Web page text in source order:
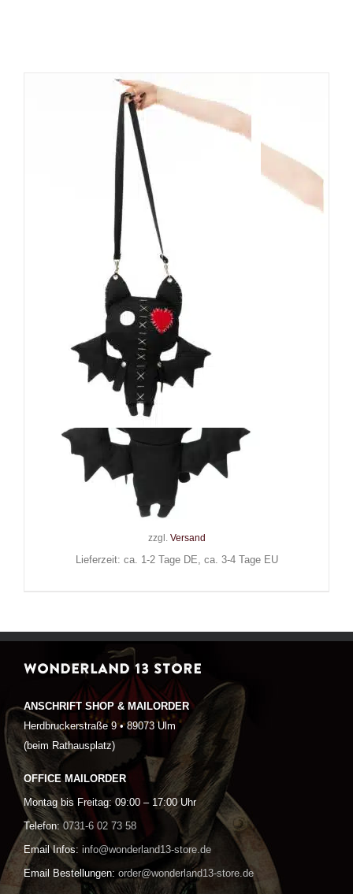
Cupcake Cult Tasche Voodoo
Bat Bag
34,90
Inkl. MwSt.
zzgl. Versand
Lieferzeit: ca. 1-2 Tage DE, ca. 3-4 Tage EU
WONDERLAND 13 STORE
ANSCHRIFT SHOP & MAILORDER
Herdbruckerstraße 9 • 89073 Ulm
(beim Rathausplatz)
OFFICE MAILORDER
Montag bis Freitag: 09:00 – 17:00 Uhr
Telefon: 0731-6 02 73 58
Email Infos: info@wonderland13-store.de
Email Bestellungen: order@wonderland13-store.de